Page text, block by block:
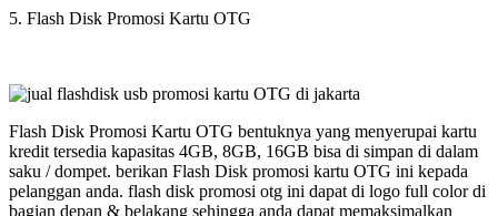
5. Flash Disk Promosi Kartu OTG
Flash Disk Promosi Kartu OTG bentuknya yang menyerupai kartu
kredit tersedia kapasitas 4GB, 8GB, 16GB bisa di simpan di dalam
saku / dompet. berikan Flash Disk promosi kartu OTG ini kepada
pelanggan anda. flash disk promosi otg ini dapat di logo full color di
bagian depan & belakang sehingga anda dapat memaksimalkan